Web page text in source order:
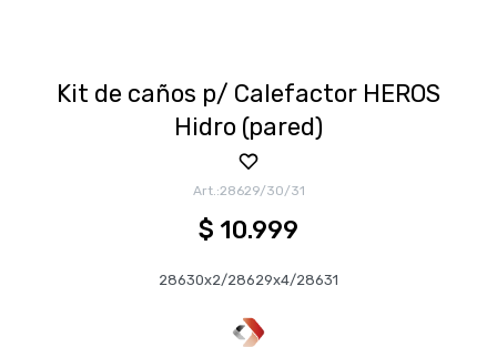
Kit de caños p/ Calefactor HEROS
Hidro (pared)
28629/30/31
$ 10.999
28630x2/28629x4/28631